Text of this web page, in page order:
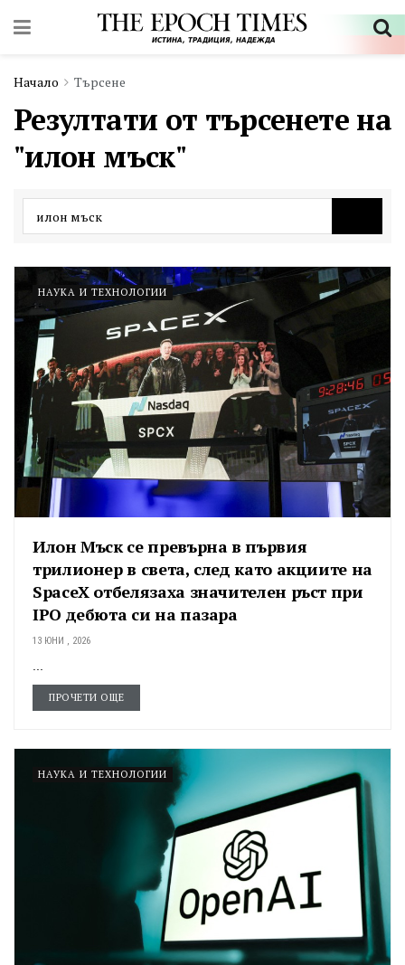
Начало Търсене
Резултати от търсенете на
"илон мъск"
НАУКА И ТЕХНОЛОГИИ
Илон Мъск се превърна в първия
трилионер в света, след като акциите на
SpaceX отбелязаха значителен ръст при
IPO дебюта си на пазара
13 ЮНИ , 2026
...
ПРОЧЕТИ ОЩЕ
НАУКА И ТЕХНОЛОГИИ